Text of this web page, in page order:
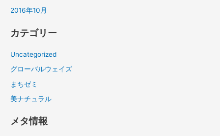
2016年10月
カテゴリー
Uncategorized
グローバルウェイズ
まちゼミ
美ナチュラル
メタ情報